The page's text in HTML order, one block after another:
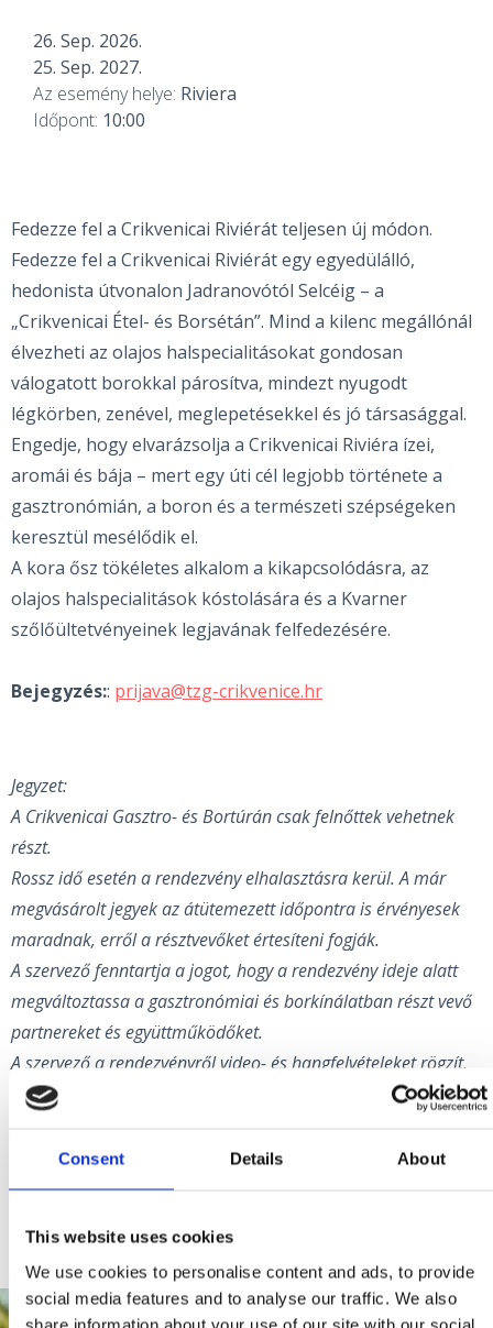
Consent Details About
This website uses cookies
We use cookies to personalise content and ads, to provide
social media features and to analyse our traffic. We also
share information about your use of our site with our social
26. Sep. 2026.
25. Sep. 2027.
Az esemény helye: Riviera
Időpont: 10:00
Fedezze fel a Crikvenicai Riviérát teljesen új módon.
Fedezze fel a Crikvenicai Riviérát egy egyedülálló,
hedonista útvonalon Jadranovótól Selcéig – a
„Crikvenicai Étel- és Borsétán”. Mind a kilenc megállónál
élvezheti az olajos halspecialitásokat gondosan
válogatott borokkal párosítva, mindezt nyugodt
légkörben, zenével, meglepetésekkel és jó társasággal.
Engedje, hogy elvarázsolja a Crikvenicai Riviéra ízei,
aromái és bája – mert egy úti cél legjobb története a
gasztronómián, a boron és a természeti szépségeken
keresztül mesélődik el.
A kora ősz tökéletes alkalom a kikapcsolódásra, az
olajos halspecialitások kóstolására és a Kvarner
szőlőültetvényeinek legjavának felfedezésére.
Bejegyzés:: prijava@tzg-crikvenice.hr
Jegyzet:
A Crikvenicai Gasztro- és Bortúrán csak felnőttek vehetnek
részt.
Rossz idő esetén a rendezvény elhalasztásra kerül. A már
megvásárolt jegyek az átütemezett időpontra is érvényesek
maradnak, erről a résztvevőket értesíteni fogják.
A szervező fenntartja a jogot, hogy a rendezvény ideje alatt
megváltoztassa a gasztronómiai és borkínálatban részt vevő
partnereket és együttműködőket.
A szervező a rendezvényről video- és hangfelvételeket rögzít,
valamint fényképeket készít. Ezen anyagok egy részét a
a résztvevők hozzájárulnak ahhoz, hogy a rögzített anyagok a
rendezvény promóciójára felhasználhatók legyenek,